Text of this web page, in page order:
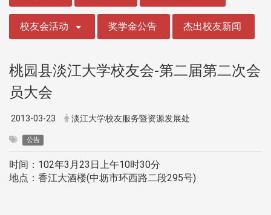
校友会活动 奖学金公告 杰出校友新闻
桃园县淡江大学校友会-第二届第二次会
员大会
2013-03-23 淡江大学校友服务暨资源发展处
公告
时间：102年3月23日上午10时30分
地点：香江大酒楼(中坜市环西路二段295号)